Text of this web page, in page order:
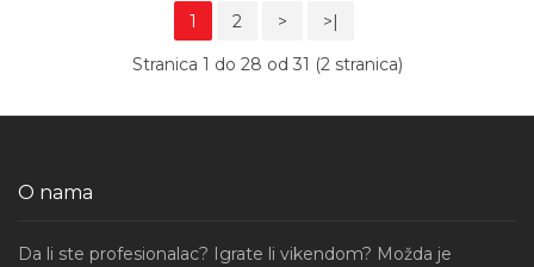
1 2 > >|
Stranica 1 do 28 od 31 (2 stranica)
O nama
Da li ste profesionalac? Igrate li vikendom? Možda je